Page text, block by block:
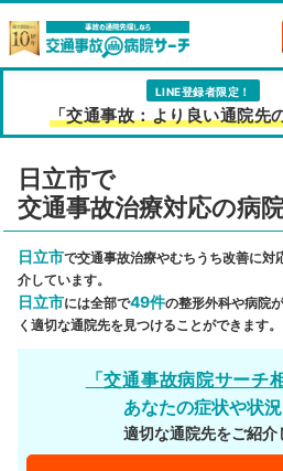
LINE登録者限定！
「交通事故：より良い通院先
日立市で
交通事故治療対応の病
日立市で交通事故治療やむちうち改善に対
介しています。
日立市には全部で49件の整形外科や病院
く適切な通院先を見つけることができます。
「交通事故病院サーチ
あなたの症状や状
適切な通院先をご紹介